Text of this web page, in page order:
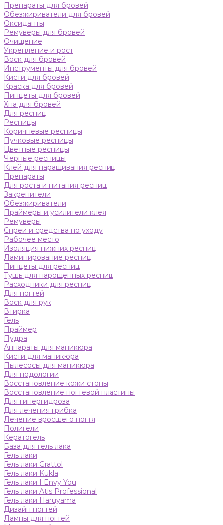
Препараты для бровей
Обезжириватели для бровей
Оксиданты
Ремуверы для бровей
Очищение
Укрепление и рост
Воск для бровей
Инструменты для бровей
Кисти для бровей
Краска для бровей
Пинцеты для бровей
Хна для бровей
Для ресниц
Ресницы
Коричневые ресницы
Пучковые ресницы
Цветные ресницы
Черные ресницы
Клей для наращивания ресниц
Препараты
Для роста и питания ресниц
Закрепители
Обезжириватели
Праймеры и усилители клея
Ремуверы
Спреи и средства по уходу
Рабочее место
Изоляция нижних ресниц
Ламинирование ресниц
Пинцеты для ресниц
Тушь для нарощенных ресниц
Расходники для ресниц
Для ногтей
Воск для рук
Втирка
Гель
Праймер
Пудра
Аппараты для маникюра
Кисти для маникюра
Пылесосы для маникюра
Для подологии
Восстановление кожи стопы
Восстановление ногтевой пластины
Для гипергидроза
Для лечения грибка
Лечение вросшего ногтя
Полигели
Кератогель
База для гель лака
Гель лаки
Гель лаки Grattol
Гель лаки Kukla
Гель лаки I Envy You
Гель лаки Atis Professional
Гель лаки Haruyama
Дизайн ногтей
Лампы для ногтей